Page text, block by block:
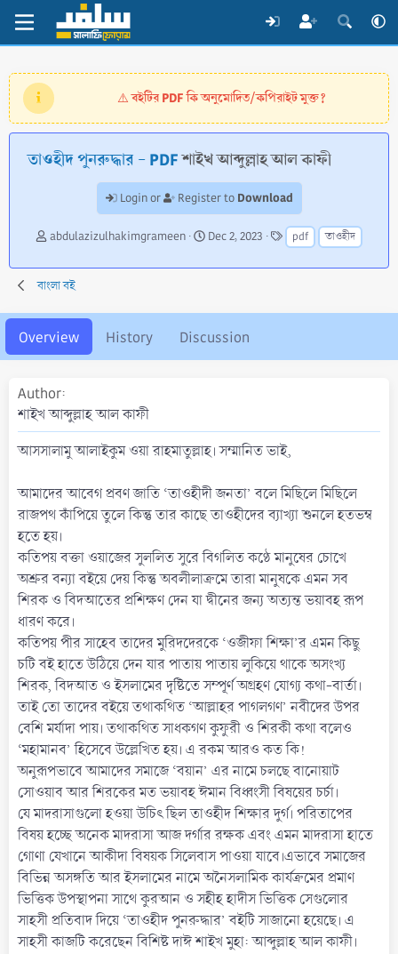
⚠️বইটির PDF কি অনুমোদিত/কপিরাইট মুক্ত?
তাওহীদ পুনরুদ্ধার - PDFশাইখ আব্দুল্লাহ আল কাফী
Login or Register to Download
A
t
h
r
abdulazizulhakimgrameen
C
e
i
o
Dec 2, 2023
T
a
g
pdf তাওহীদ
বাংলা বই
Overview History Discussion
Author
শাইখ আব্দুল্লাহ আল কাফী
আসসালামু আলাইকুম ওয়া রাহমাতুল্লাহ। সম্মানিত ভাই,
আমাদের আবেগ প্রবণ জাতি ‘তাওহীদী জনতা’ বলে মিছিলে মিছিলে
রাজপথ কাঁপিয়ে তুলে কিন্তু তার কাছে তাওহীদের ব্যাখ্যা শুনলে হতভম্ব
হতে হয়।
কতিপয় বক্তা ওয়াজের সুললিত সুরে বিগলিত কণ্ঠে মানুষের চোখে
অশ্রুর বন্যা বইয়ে দেয় কিন্তু অবলীলাক্রমে তারা মানুষকে এমন সব
শিরক ও বিদআতের প্রশিক্ষণ দেন যা দ্বীনের জন্য অত্যন্ত ভয়াবহ রূপ
ধারণ করে।
কতিপয় পীর সাহেব তাদের মুরিদদেরকে ‘ওজীফা শিক্ষা’র এমন কিছু
চটি বই হাতে উঠিয়ে দেন যার পাতায় পাতায় লুকিয়ে থাকে অসংখ্য
শিরক, বিদআত ও ইসলামের দৃষ্টিতে সম্পূর্ণ অগ্রহণ যোগ্য কথা-বার্তা।
তাই তো তাদের বইয়ে তথাকথিত ‘আল্লাহর পাগলগণ’ নবীদের উপর
বেশি মর্যাদা পায়। তথাকথিত সাধকগণ কুফুরী ও শিরকী কথা বলেও
‘মহামানব’ হিসেবে উল্লেখিত হয়। এ রকম আরও কত কি!
অনুরূপভাবে আমাদের সমাজে ‘বয়ান’ এর নামে চলছে বানোয়াট
সোওয়াব আর শিরকের মত ভয়াবহ ঈমান বিধ্বংসী বিষয়ের চর্চা।
যে মাদরাসাগুলো হওয়া উচিৎ ছিল তাওহীদ শিক্ষার দুর্গ। পরিতাপের
বিষয় হচ্ছে অনেক মাদরাসা আজ দর্গার রক্ষক এবং এমন মাদরাসা হাতে
গোণা যেখানে আকীদা বিষয়ক সিলেবাস পাওয়া যাবে।এভাবে সমাজের
বিভিন্ন অসঙ্গতি আর ইসলামের নামে অনৈসলামিক কার্যক্রমের প্রমাণ
ভিত্তিক উপস্থাপনা সাথে কুরআন ও সহীহ হাদীস ভিত্তিক সেগুলোর
সাহসী প্রতিবাদ দিয়ে ‘তাওহীদ পুনরুদ্ধার’ বইটি সাজানো হয়েছে। এ
সাহসী কাজটি করেছেন বিশিষ্ট দাঈ শাইখ মুহা: আব্দুল্লাহ আল কাফী।